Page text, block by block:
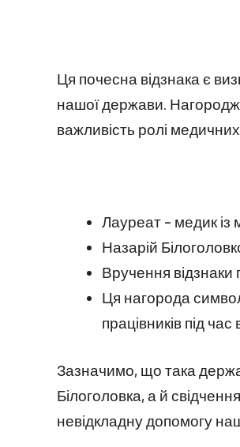
Ця почесна відзнака є
нашої держави.
важливість ролі
Лауреат – медик із
Назарій
Вручення
Ця нагорода
працівників під час
Зазначимо, що така
Білоголовка, а й
невідкладну допомогу